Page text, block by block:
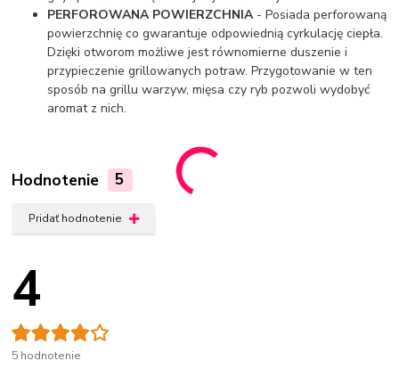
PERFOROWANA POWIERZCHNIA- Posiada perforowaną
powierzchnię co gwarantuje odpowiednią cyrkulację ciepła.
Dzięki otworom możliwe jest równomierne duszenie i
przypieczenie grillowanych potraw. Przygotowanie w ten
sposób na grillu warzyw, mięsa czy ryb pozwoli wydobyć
aromat z nich.
Hodnotenie 5
Pridať hodnotenie
4
5 hodnotenie